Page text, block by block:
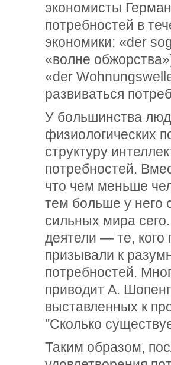
экономисты
потребностей в
экономики: «der
«волне
«der
развиваться
У большинства
физиологических
структуру
потребностей.
что чем меньше
тем больше у него
сильных мира
деятели — те, кого
призывали к
потребностей.
приводит А.
выставленных к
"Сколько
Таким образом,